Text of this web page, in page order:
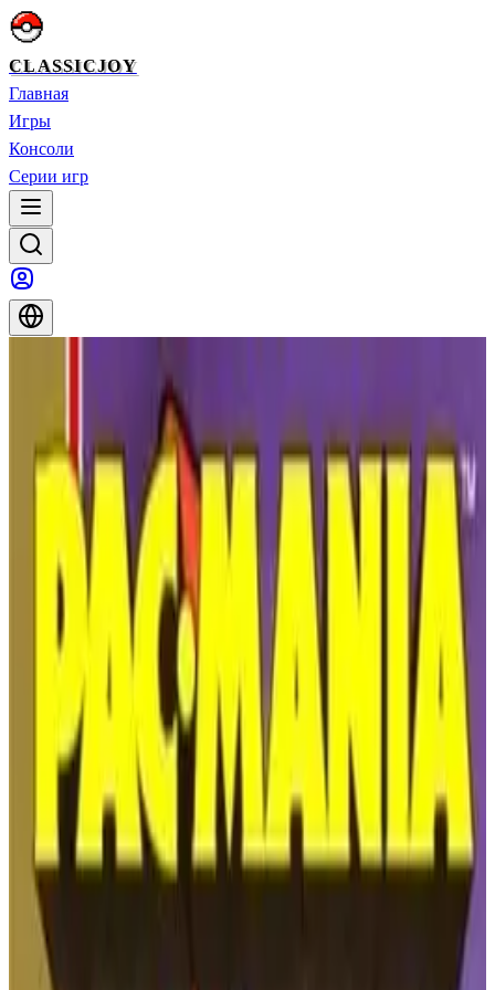
CLASSICJOY
Главная
Игры
Консоли
Серии игр
Ninja Gaiden II: Темный меч Хаоса
Ninja Gaiden II: Темный меч Хаоса
НАЧАТЬ ИГРУ
Nintendo Entertainment System
🔗Код для встраивания
Получите код для встраивания этой игры, чтобы
отобразить ее на своем веб-сайте
КОПИРОВАТЬ КОД ДЛЯ ВСТРАИВАНИЯ
Ninja Gaiden II: Темный
меч хаоса (NES) Введение